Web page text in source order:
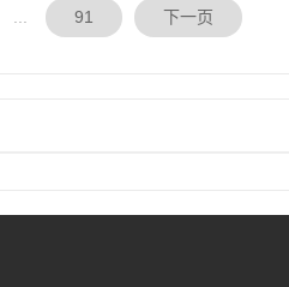
91 下一页